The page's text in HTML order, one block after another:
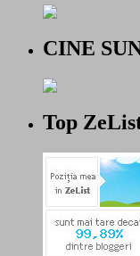
CINE
Top